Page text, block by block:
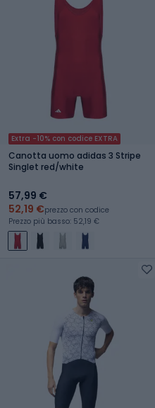
Extra -10% con codice EXTRA
Canotta uomo adidas 3 Stripe
Singlet red/white
57,99 €
52,19 €prezzo con codice
Prezzo più basso: 52,19 €